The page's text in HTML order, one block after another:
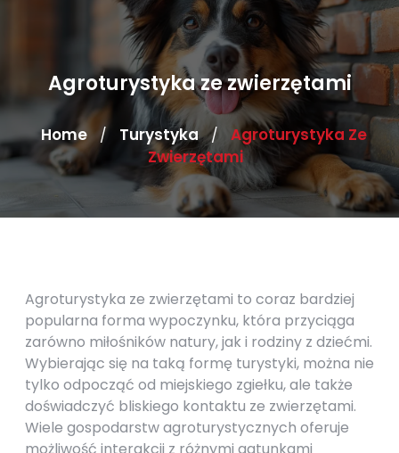
Agroturystyka ze zwierzętami
Home / Turystyka /
Agroturystyka Ze
Zwierzętami
Agroturystyka ze zwierzętami to coraz bardziej
popularna forma wypoczynku, która przyciąga
zarówno miłośników natury, jak i rodziny z dziećmi.
Wybierając się na taką formę turystyki, można nie
tylko odpocząć od miejskiego zgiełku, ale także
doświadczyć bliskiego kontaktu ze zwierzętami.
Wiele gospodarstw agroturystycznych oferuje